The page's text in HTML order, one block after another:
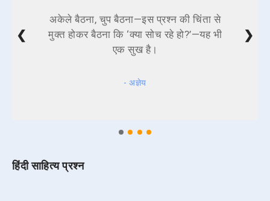
अकेले बैठना, चुप बैठना—इस प्रश्न की चिंता से
मुक्त होकर बैठना कि ‘क्या सोच रहे हो?’—यह भी
एक सुख है।
- अज्ञेय
❮ ❯
हिंदी साहित्य प्रश्न